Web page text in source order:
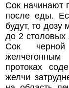
Сок начинают
после еды.
будут, то дозу
до 2 столовых
Сок
протоках
желчи